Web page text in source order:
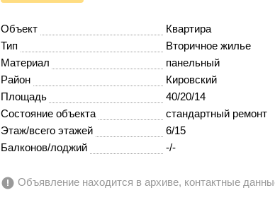
Объект
Квартира
Тип
Вторичное жилье
Материал
панельный
Район
Кировский
Площадь
40/20/14
Состояние объекта
стандартный ремонт
Этаж/всего этажей
6/15
Балконов/лоджий
-/-
Объявление находится в архиве, контактные